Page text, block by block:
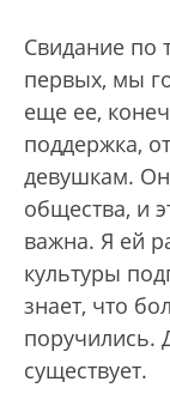
Свидание по
первых, мы
еще ее,
поддержка,
девушкам.
общества, и
важна. Я ей
культуры
знает, что
поручились.
существует.